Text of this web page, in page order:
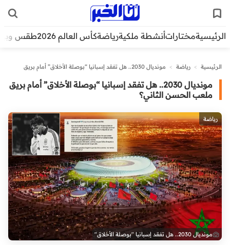
الرئيسيةمختاراتأنشطة ملكيةرياضةكأس العالم 2026 طقس
الرئيسية > رياضة >
مونديال 2030.. هل تفقد إسبانيا “بوصلة الأخلاق” أمام بريق
مونديال 2030.. هل تفقد إسبانيا “بوصلة الأخلاق” أمام بريق
ملعب الحسن الثاني؟
رياضة
مونديال 2030.. هل تفقد إسبانيا "بوصلة الأخلاق"